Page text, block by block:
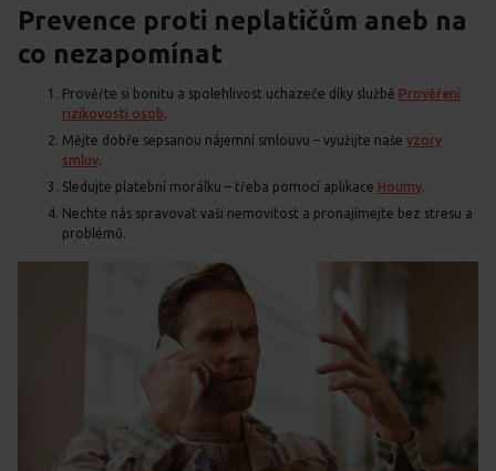
Prevence proti neplatičům aneb na
co nezapomínat
Prověřte si bonitu a spolehlivost uchazeče díky službě Prověření
rizikovosti osob
Mějte dobře sepsanou nájemní smlouvu – využijte naše vzory
smluv
Sledujte platební morálku – třeba pomocí aplikace Houmy
Nechte nás spravovat vaši nemovitost a pronajímejte bez stresu a
problémů.